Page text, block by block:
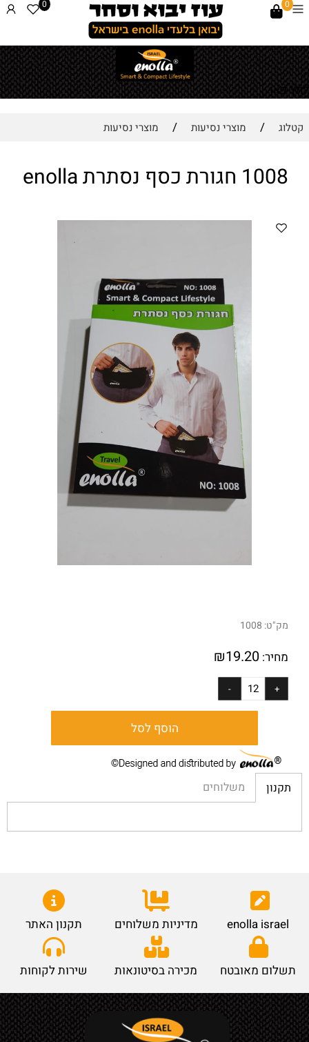
לחץ כאן
0
0
קטלוג / מוצרי נסיעות / מוצרי נסיעות
1008 חגורת כסף נסתרת enolla
מק"ט: 1008
מחיר: ₪19.20
הוסף לסל
תקנון משלוחים
enolla israel מדיניות משלוחים תקנון האתר
תשלום מאובטח מכירה בסיטונאות שירות לקוחות